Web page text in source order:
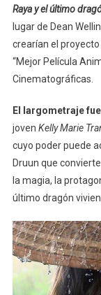
Raya y el último
lugar de Dean
crearían el
“Mejor Película
Cinematográficas.
El largometraje
joven Kelly Marie
cuyo poder puede
Druun que
la magia, la
último dragón